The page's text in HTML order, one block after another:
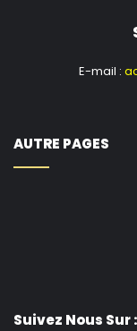
E-mail :
AUTRE PAGES
Suivez Nous Sur :